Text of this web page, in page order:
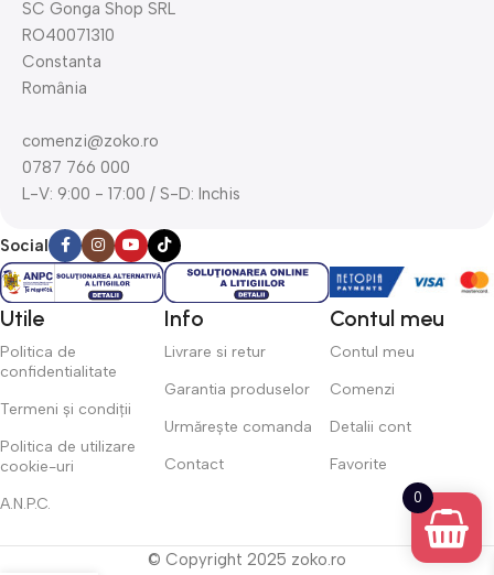
SC Gonga Shop SRL
RO40071310
Constanta
România
comenzi@zoko.ro
0787 766 000
L-V: 9:00 - 17:00 / S-D: Inchis
Social
Utile
Politica de
confidentialitate
Termeni și condiții
Politica de utilizare
cookie-uri
A.N.P.C.
Info
Livrare si retur
Garantia produselor
Urmărește comanda
Contact
Contul meu
Contul meu
Comenzi
Detalii cont
Favorite
© Copyright 2025 zoko.ro
0